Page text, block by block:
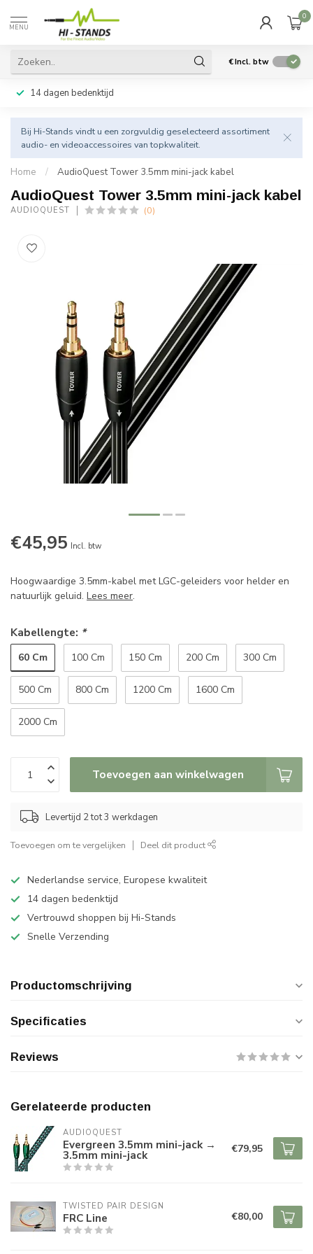
MENU
0
€Incl. btw
14 dagen bedenktijd
Bij Hi-Stands vindt u een zorgvuldig geselecteerd assortiment
audio- en videoaccessoires van topkwaliteit.
Home / AudioQuest Tower 3.5mm mini-jack kabel
AudioQuest Tower 3.5mm mini-jack kabel
AUDIOQUEST (0)
€45,95 Incl. btw
Hoogwaardige 3.5mm-kabel met LGC-geleiders voor helder en
natuurlijk geluid. Lees meer.
Kabellengte: *
60 Cm 100 Cm 150 Cm 200 Cm 300 Cm
500 Cm 800 Cm 1200 Cm 1600 Cm
2000 Cm
Toevoegen aan winkelwagen
Levertijd 2 tot 3 werkdagen
Toevoegen om te vergelijken Deel dit product
Nederlandse service, Europese kwaliteit
14 dagen bedenktijd
Vertrouwd shoppen bij Hi-Stands
Snelle Verzending
Productomschrijving
Specificaties
Reviews
Gerelateerde producten
AUDIOQUEST
Evergreen 3.5mm mini-jack →
3.5mm mini-jack €79,95
TWISTED PAIR DESIGN
FRC Line €80,00